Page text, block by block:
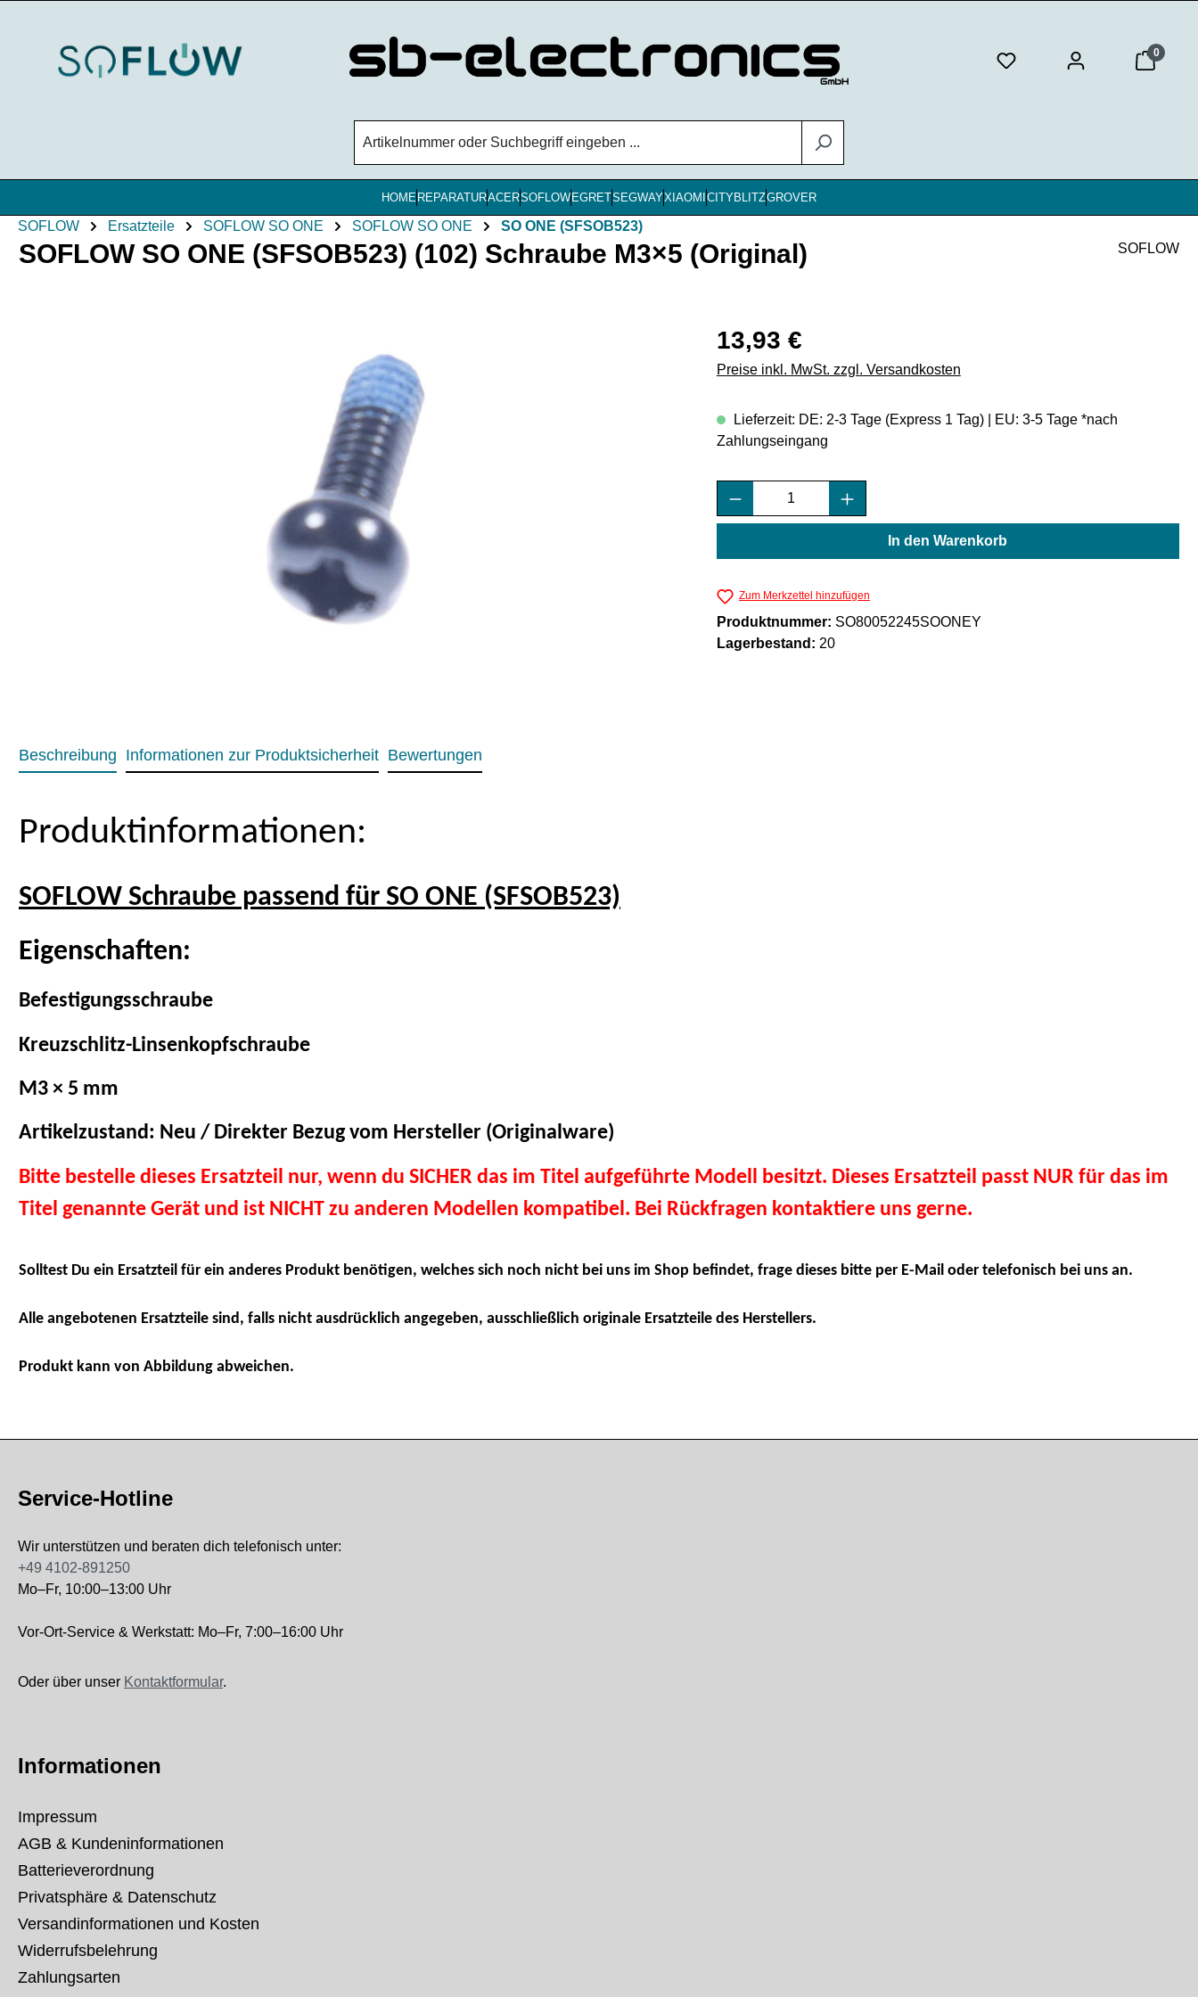
0
HOME REPARATURACERSOFLOW EGRETSEGWAYXIAOMI CITYBLITZGROVER
SOFLOW Ersatzteile SOFLOW SO ONE SOFLOW SO ONE SO ONE (SFSOB523)
SOFLOW SO ONE (SFSOB523) (102) Schraube M3×5 (Original) SOFLOW
Regulärer Preis:
13,93 €
Preise inkl. MwSt. zzgl. Versandkosten
Lieferzeit: DE: 2-3 Tage (Express 1 Tag) | EU: 3-5 Tage *nach
Zahlungseingang
Produkt Anzahl: Gib den gewünschten Wert ein
In den Warenkorb
Zum Merkzettel hinzufügen
Produktnummer: SO80052245SOONEY
Lagerbestand: 20
Beschreibung Informationen zur Produktsicherheit Bewertungen
Produktinformationen:
SOFLOW Schraube passend für SO ONE (SFSOB523)
Eigenschaften:
Befestigungsschraube
Kreuzschlitz-Linsenkopfschraube
M3 × 5 mm
Artikelzustand: Neu / Direkter Bezug vom Hersteller (Originalware)
Bitte bestelle dieses Ersatzteil nur, wenn du SICHER das im Titel aufgeführte Modell besitzt. Dieses Ersatzteil passt NUR für das im
Titel genannte Gerät und ist NICHT zu anderen Modellen kompatibel. Bei Rückfragen kontaktiere uns gerne.
Solltest Du ein Ersatzteil für ein anderes Produkt benötigen, welches sich noch nicht bei uns im Shop befindet, frage dieses bitte per E-Mail oder telefonisch bei uns an.
Alle angebotenen Ersatzteile sind, falls nicht ausdrücklich angegeben, ausschließlich originale Ersatzteile des Herstellers.
Produkt kann von Abbildung abweichen.
Service-Hotline
Wir unterstützen und beraten dich telefonisch unter:
+49 4102-891250
Mo–Fr, 10:00–13:00 Uhr
Vor-Ort-Service & Werkstatt: Mo–Fr, 7:00–16:00 Uhr
Oder über unser Kontaktformular.
Informationen
Impressum
AGB & Kundeninformationen
Batterieverordnung
Privatsphäre & Datenschutz
Versandinformationen und Kosten
Widerrufsbelehrung
Zahlungsarten